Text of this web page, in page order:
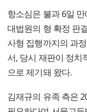
항소심은 불과 6일
대법원의 형 확정 판
사형 집행까지의 과
서, 당시 재판이 정치
으로 제기돼 왔다.
김재규의 유족 측은